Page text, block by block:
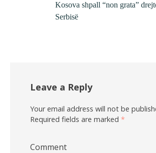
Kosova shpall “non grata”
Serbisë
Leave a Reply
Your email address will not be
Required fields are marked *
Comment